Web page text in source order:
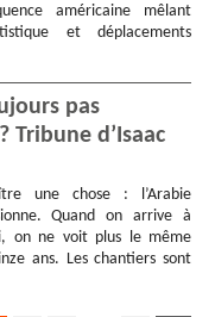
américaine mêlant
et déplacements
pas
Tribune d’Isaac
une chose : l’Arabie
Quand on arrive à
on ne voit plus le même
ans. Les chantiers sont